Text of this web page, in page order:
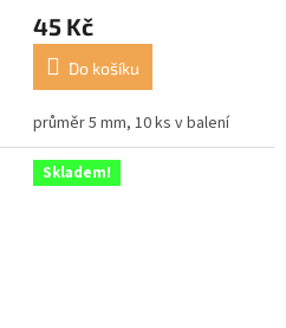
45 Kč
Do košíku
průměr 5 mm, 10 ks v balení
Skladem!